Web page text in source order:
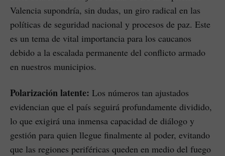
Valencia supondría, sin dudas, un giro radical en las
políticas de seguridad nacional y procesos de paz. Este
es un tema de vital importancia para los caucanos
debido a la escalada permanente del conflicto armado
en nuestros municipios.
Polarización latente: Los números tan ajustados
evidencian que el país seguirá profundamente dividido,
lo que exigirá una inmensa capacidad de diálogo y
gestión para quien llegue finalmente al poder, evitando
que las regiones periféricas queden en medio del fuego